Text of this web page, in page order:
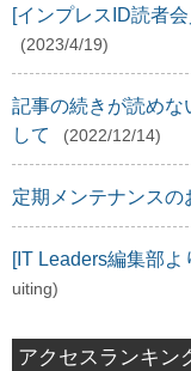
[インプレスID読者
(2023/4/19)
記事の続きが読めな
して
(2022/12/14)
定期メンテナンスの
[IT Leaders編集部
uiting)
アクセスランキン